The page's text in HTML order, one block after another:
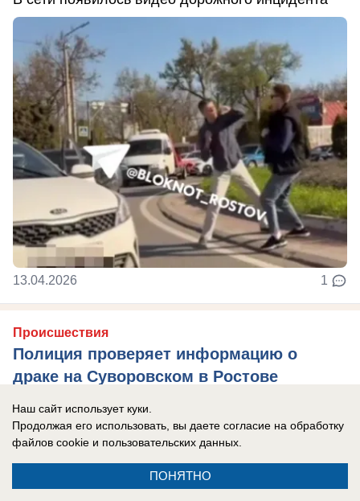
13.04.2026 1
Происшествия
Полиция проверяет информацию о
драке на Суворовском в Ростове
Сообщения о массовой потасовке с
пострадавшими появились в сети
Наш сайт использует куки.
Продолжая его использовать, вы даете согласие на обработку
файлов cookie и пользовательских данных.
ПОНЯТНО